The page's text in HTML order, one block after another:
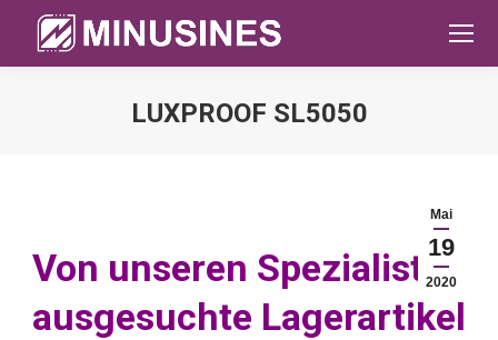
LUXPROOF SL5050
Mai
19
2020
Von unseren Spezialisten
ausgesuchte Lagerartikel